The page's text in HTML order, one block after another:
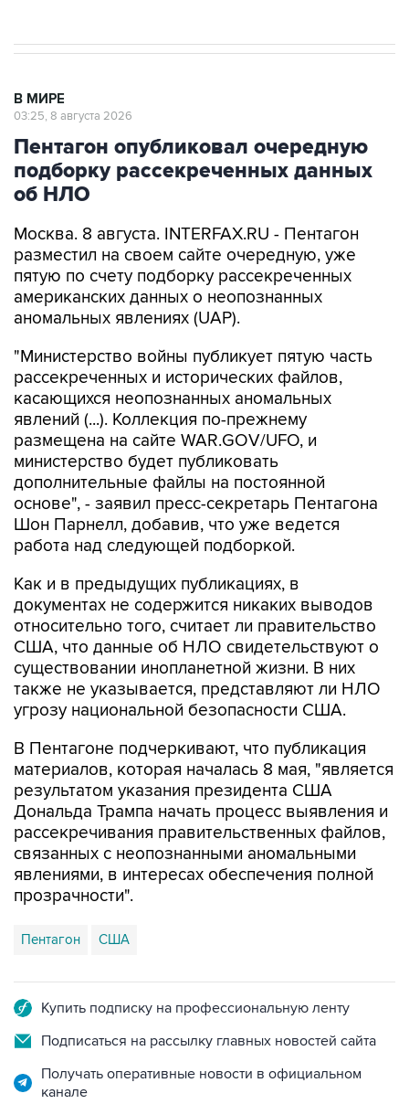
В МИРЕ
03:25, 8 августа 2026
Пентагон опубликовал очередную
подборку рассекреченных данных
об НЛО
Москва. 8 августа. INTERFAX.RU - Пентагон
разместил на своем сайте очередную, уже
пятую по счету подборку рассекреченных
американских данных о неопознанных
аномальных явлениях (UAP).
"Министерство войны публикует пятую часть
рассекреченных и исторических файлов,
касающихся неопознанных аномальных
явлений (...). Коллекция по-прежнему
размещена на сайте WAR.GOV/UFO, и
министерство будет публиковать
дополнительные файлы на постоянной
основе", - заявил пресс-секретарь Пентагона
Шон Парнелл, добавив, что уже ведется
работа над следующей подборкой.
Как и в предыдущих публикациях, в
документах не содержится никаких выводов
относительно того, считает ли правительство
США, что данные об НЛО свидетельствуют о
существовании инопланетной жизни. В них
также не указывается, представляют ли НЛО
угрозу национальной безопасности США.
В Пентагоне подчеркивают, что публикация
материалов, которая началась 8 мая, "является
результатом указания президента США
Дональда Трампа начать процесс выявления и
рассекречивания правительственных файлов,
связанных с неопознанными аномальными
явлениями, в интересах обеспечения полной
прозрачности".
Пентагон США
Купить подписку на профессиональную ленту
Подписаться на рассылку главных новостей сайта
Получать оперативные новости в официальном
канале